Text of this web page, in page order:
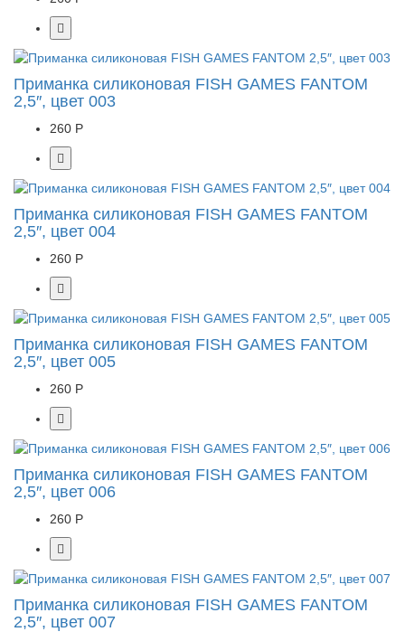
Приманка силиконовая FISH GAMES FANTOM
2,5″, цвет 003
260 Р
Приманка силиконовая FISH GAMES FANTOM
2,5″, цвет 004
260 Р
Приманка силиконовая FISH GAMES FANTOM
2,5″, цвет 005
260 Р
Приманка силиконовая FISH GAMES FANTOM
2,5″, цвет 006
260 Р
Приманка силиконовая FISH GAMES FANTOM
2,5″, цвет 007